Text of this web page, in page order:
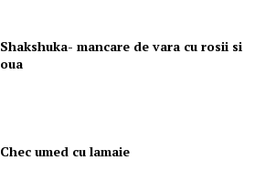
Shakshuka- mancare de vara cu rosii si
oua
Chec umed cu lamaie